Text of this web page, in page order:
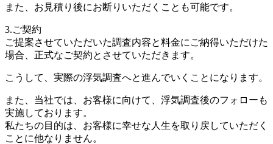
また、お見積り後にお断りいただくことも可能です。
3.ご契約
ご提案させていただいた調査内容と料金にご納得いただけた
場合、正式なご契約とさせていただきます。
こうして、実際の浮気調査へと進んでいくことになります。
また、当社では、お客様に向けて、浮気調査後のフォローも
実施しております。
私たちの目的は、お客様に幸せな人生を取り戻していただく
ことに他なりません。